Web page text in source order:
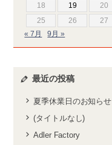
18
19 20
25
26 27
« 7月
9月 »
最近の投稿
夏季休業日のお知らせ
(タイトルなし)
Adler Factory